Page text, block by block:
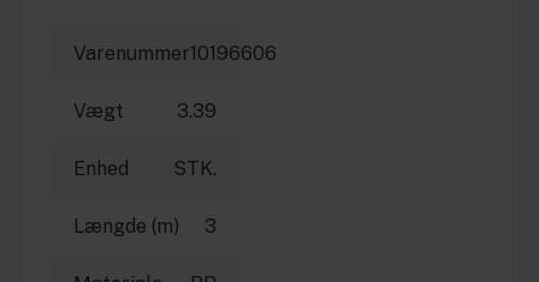
Varenummer10196606
Vægt 3.39
Enhed STK.
Længde (m) 3